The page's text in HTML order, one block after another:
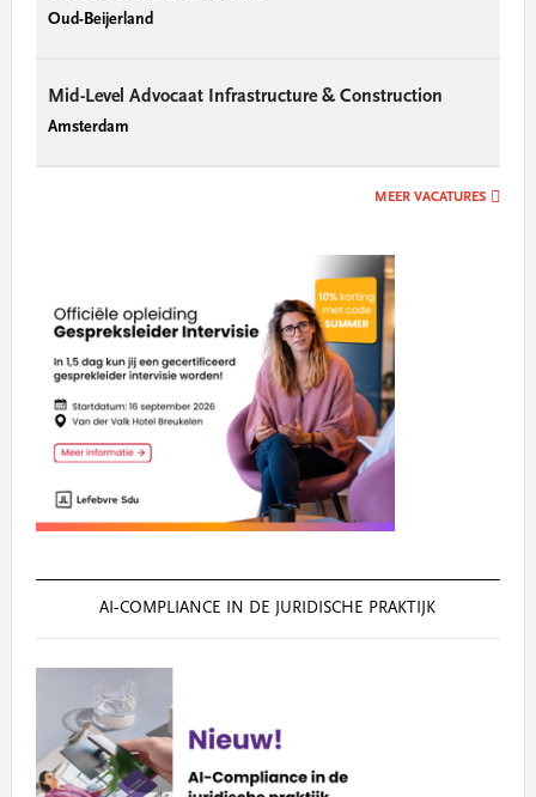
Oud-Beijerland
Mid-Level Advocaat Infrastructure & Construction
Amsterdam
MEER VACATURES
AI‑COMPLIANCE IN DE JURIDISCHE PRAKTIJK